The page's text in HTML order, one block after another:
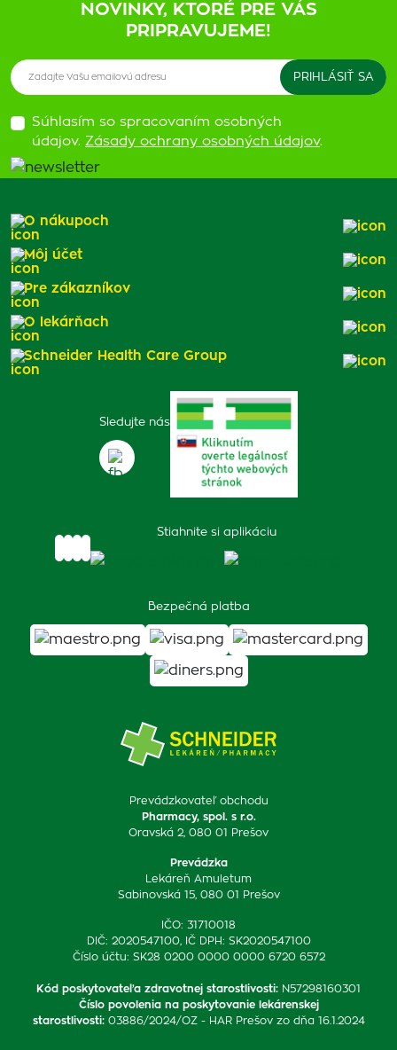
NOVINKY, KTORÉ PRE VÁS
PRIPRAVUJEME!
Súhlasím so spracovaním osobných
údajov. Zásady ochrany osobných údajov.
Prevádzkovateľ obchodu
Pharmacy, spol. s r.o.
Oravská 2, 080 01 Prešov
Prevádzka
Lekáreň Amuletum
Sabinovská 15, 080 01 Prešov
IČO: 31710018
DIČ: 2020547100, IČ DPH: SK2020547100
Číslo účtu: SK28 0200 0000 0000 6720 6572
Kód poskytovateľa zdravotnej starostlivosti: N57298160301
Číslo povolenia na poskytovanie lekárenskej
starostlivosti: 03886/2024/OZ - HAR Prešov zo dňa 16.1.2024
Sledujte nás
Stiahnite si aplikáciu
Bezpečná platba
O nákupoch
Môj účet
Pre zákazníkov
O lekárňach
Schneider Health Care Group